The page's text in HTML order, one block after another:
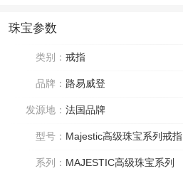
珠宝参数
类别： 戒指
品牌： 路易威登
发源地： 法国品牌
型号： Majestic高级珠宝系列戒指
系列： MAJESTIC高级珠宝系列